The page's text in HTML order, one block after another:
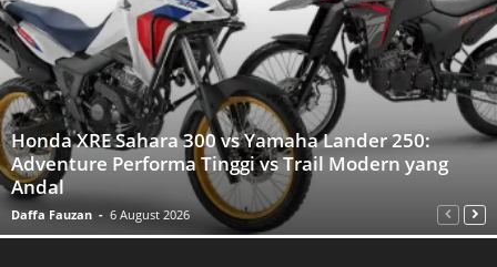
Honda XRE Sahara 300 vs Yamaha Lander 250:
Adventure Performa Tinggi vs Trail Modern yang
Andal
Daffa Fauzan - 6 August 2026